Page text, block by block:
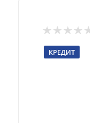
КРЕДИТ